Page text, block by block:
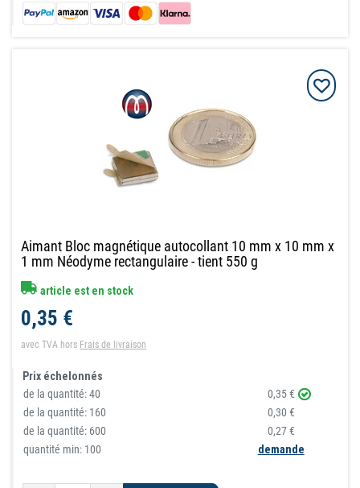
Aimant Bloc magnétique autocollant 10 mm x 10 mm x
1 mm Néodyme rectangulaire - tient 550 g
article est en stock
0,35 €
avec TVA hors Frais de livraison
Prix échelonnés
de la quantité:40
0,35 €
de la quantité: 160
0,30 €
de la quantité: 600
0,27 €
quantité min: 100
demande